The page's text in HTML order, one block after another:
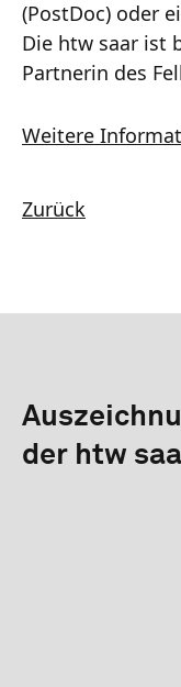
(PostDoc) oder
Die htw saar ist
Partnerin des
Weitere
Zurück
der htw